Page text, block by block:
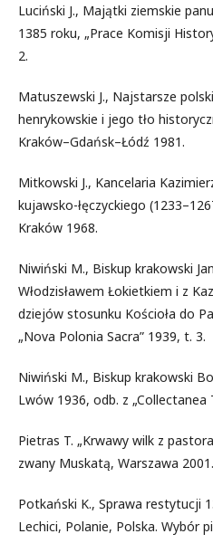
Luciński J., Majątki ziemskie
1385 roku, „Prace Komisji
2.
Matuszewski J., Najstarsze
henrykowskie i jego tło
Kraków–Gdańsk–Łódź 1981.
Mitkowski J., Kancelaria
kujawsko-łęczyckiego
Kraków 1968.
Niwiński M., Biskup krakowski
Włodzisławem Łokietkiem i z
dziejów stosunku Kościoła do
„Nova Polonia Sacra” 1939, t. 3.
Niwiński M., Biskup krakowski
Lwów 1936, odb. z „Collectanea
Pietras T. „Krwawy wilk z
zwany Muskatą, Warszawa 2001.
Potkański K., Sprawa restytucji
Lechici, Polanie, Polska. Wybór